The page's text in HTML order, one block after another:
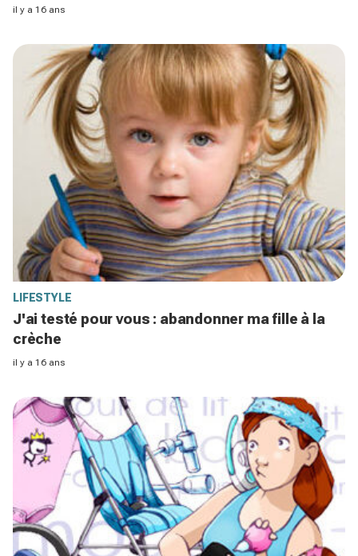
il y a 16 ans
LIFESTYLE
J'ai testé pour vous : abandonner ma fille à la
crèche
il y a 16 ans